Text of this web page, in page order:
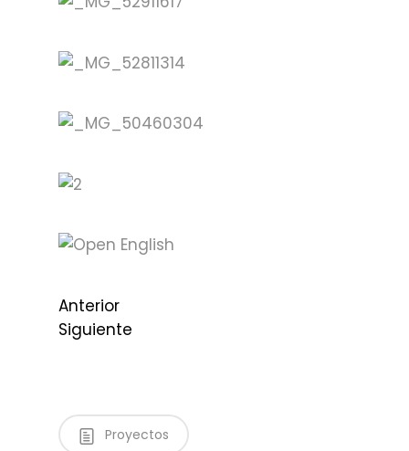
Anterior
Siguiente
Proyectos